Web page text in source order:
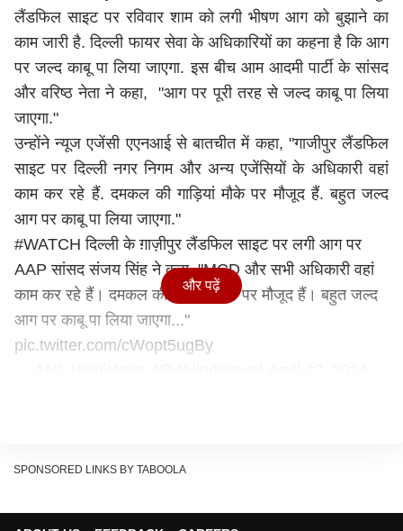
लैंडफिल साइट पर रविवार शाम को लगी भीषण आग को बुझाने का
काम जारी है. दिल्ली फायर सेवा के अधिकारियों का कहना है कि आग
पर जल्द काबू पा लिया जाएगा. इस बीच आम आदमी पार्टी के सांसद
और वरिष्ठ नेता ने कहा, "आग पर पूरी तरह से जल्द काबू पा लिया
जाएगा."
उन्होंने न्यूज एजेंसी एएनआई से बातचीत में कहा, "गाजीपुर लैंडफिल
साइट पर दिल्ली नगर निगम और अन्य एजेंसियों के अधिकारी वहां
काम कर रहे हैं. दमकल की गाड़ियां मौके पर मौजूद हैं. बहुत जल्द
आग पर काबू पा लिया जाएगा."
#WATCH दिल्ली के ग़ाज़ीपुर लैंडफिल साइट पर लगी आग पर
AAP सांसद संजय सिंह ने कहा, "MCD और सभी अधिकारी वहां
काम कर रहे हैं। दमकल की गाड़ियां मौके पर मौजूद हैं। बहुत जल्द
आग पर काबू पा लिया जाएगा..."
pic.twitter.com/cWopt5ugBy
हैं उनका जीवन नर्क हो गया है. जब नगर निगम का चुनाव था, तब
और पढ़ें
SPONSORED LINKS BY TABOOLA